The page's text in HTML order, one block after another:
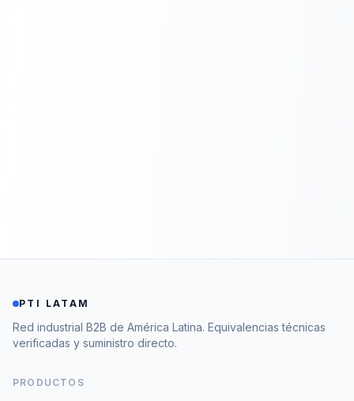
PTI LATAM
Red industrial B2B de América Latina. Equivalencias técnicas
verificadas y suministro directo.
PRODUCTOS